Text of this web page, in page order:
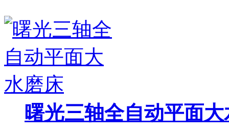
曙光三轴全自动平面